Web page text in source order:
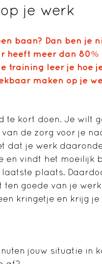
je werk
baan? Dan ben je
heeft meer dan 80%
training leer je hoe
maken op je
te kort doen. Je wilt
de zorg voor je
dat je werk
en vindt het moeilijk
plaats.
goede van je
kringetje en krijg
jouw situatie in